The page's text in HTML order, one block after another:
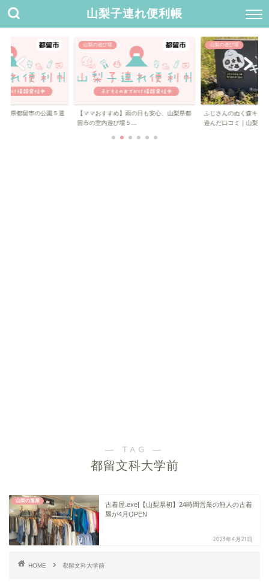
山梨子連れ便利帳
梨県都留市の公園５選
山梨の遊び場
【ママおすすめ】雨の日も安心、山梨県都
留市の室内遊び場５...
山梨の遊び場
ふじさんのぬく森キポ
遊んだ口コミ｜山梨...
― TAG ―
都留文科大学前
山梨の服屋
古着屋.exe|【山梨県初】24時間営業の無人の古着
屋が4月OPEN
2023年4月21日
HOME 都留文科大学前